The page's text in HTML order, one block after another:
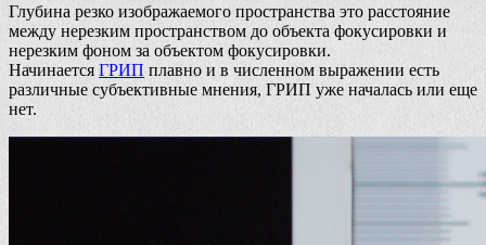
Глубина резко изображаемого пространства это расстояние
между нерезким пространством до объекта фокусировки и
нерезким фоном за объектом фокусировки.
Начинается ГРИП плавно и в численном выражении есть
различные субъективные мнения, ГРИП уже началась или еще
нет.